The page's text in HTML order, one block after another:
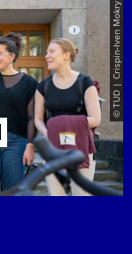
© TUD | Crispin-Iven Mokry